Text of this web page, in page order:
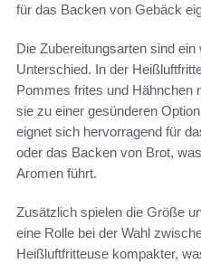
für das Backen von Gebäck
Die Zubereitungsarten sind
Unterschied. In der
Pommes frites und Hähnchen
sie zu einer gesünderen
eignet sich hervorragend für
oder das Backen von Brot,
Aromen führt.
Zusätzlich spielen die Größe
eine Rolle bei der Wahl
Heißluftfritteuse kompakter,